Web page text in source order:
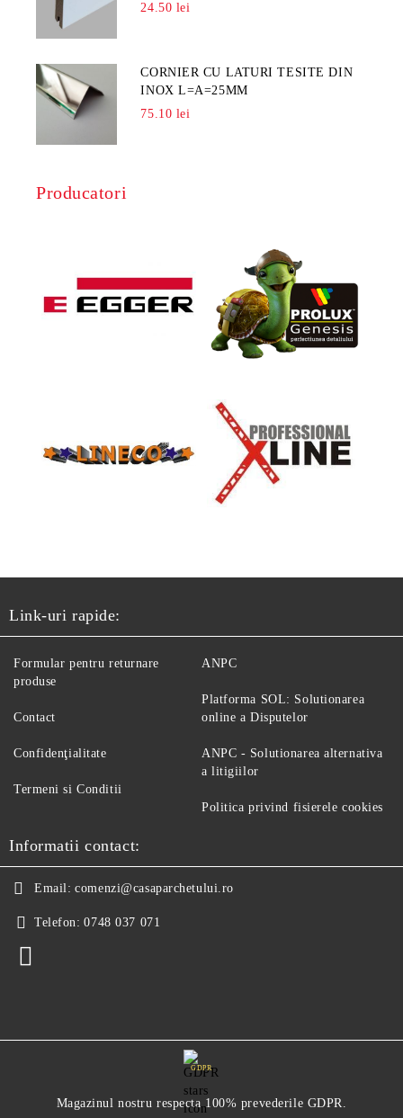
24.50 lei
CORNIER CU LATURI TESITE DIN
INOX L=A=25MM
75.10 lei
Producatori
Link-uri rapide:
Formular pentru returnare
produse
Contact
Confidenţialitate
Termeni si Conditii
ANPC
Platforma SOL: Solutionarea
online a Disputelor
ANPC - Solutionarea alternativa
a litigiilor
Politica privind fisierele cookies
Informatii contact:
Email: comenzi@casaparchetului.ro
Telefon: 0748 037 071
GDPR
Magazinul nostru respecta 100% prevederile GDPR.